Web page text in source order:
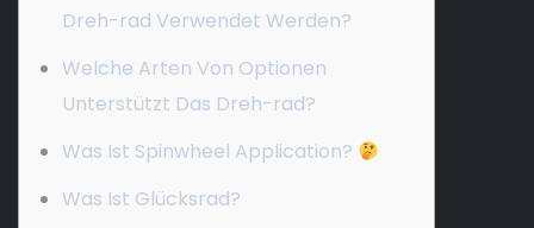
Dreh-rad Verwendet Werden?
Welche Arten Von Optionen
Unterstützt Das Dreh-rad?
Was Ist Spinwheel Application?
Was Ist Glücksrad?